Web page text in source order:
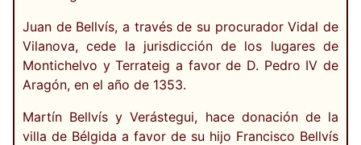
Juan de Bellvís, a través de su procurador Vidal de
Vilanova, cede la jurisdicción de los lugares de
Montichelvo y Terrateig a favor de D. Pedro IV de
Aragón, en el año de 1353.
Martín Bellvís y Verástegui, hace donación de la
villa de Bélgida a favor de su hijo Francisco Bellvís